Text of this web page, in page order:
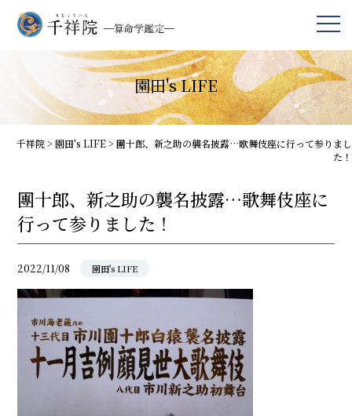
園田's LIFE
千祥院> 園田's LIFE> 團十郎、新之助の襲名披露…歌舞伎座に行って参りまし
た！
團十郎、新之助の襲名披露…歌舞伎座に
行って参りました！
2022/11/08 園田's LIFE